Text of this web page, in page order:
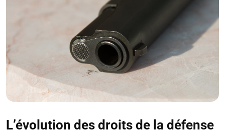
L’évolution des droits de la défense